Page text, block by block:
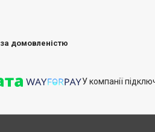
за домовленістю
У компанії